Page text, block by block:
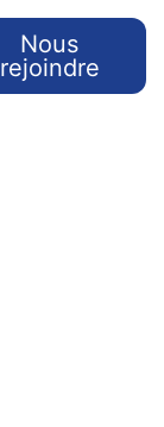
Nous
rejoindre